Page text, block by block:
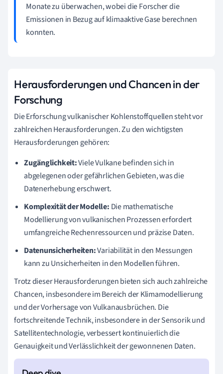
Monate zu überwachen, wobei die Forscher die
Emissionen in Bezug auf klimaaktive Gase berechnen
konnten.
Herausforderungen und Chancen in der
Forschung
Die Erforschung vulkanischer Kohlenstoffquellen steht vor
zahlreichen Herausforderungen. Zu den wichtigsten
Herausforderungen gehören:
Zugänglichkeit:Viele Vulkane befinden sich in
abgelegenen oder gefährlichen Gebieten, was die
Datenerhebung erschwert.
Komplexität der Modelle: Die mathematische
Modellierung von vulkanischen Prozessen erfordert
umfangreiche Rechenressourcen und präzise Daten.
Datenunsicherheiten:Variabilität in den Messungen
kann zu Unsicherheiten in den Modellen führen.
Trotz dieser Herausforderungen bieten sich auch zahlreiche
Chancen, insbesondere im Bereich der Klimamodellierung
und der Vorhersage von Vulkanausbrüchen. Die
fortschreitende Technik, insbesondere in der Sensorik und
Satellitentechnologie, verbessert kontinuierlich die
Genauigkeit und Verlässlichkeit der gewonnenen Daten.